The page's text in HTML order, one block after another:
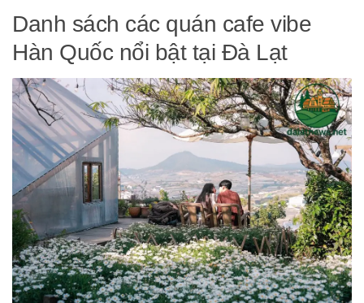
Danh sách các quán cafe vibe
Hàn Quốc nổi bật tại Đà Lạt